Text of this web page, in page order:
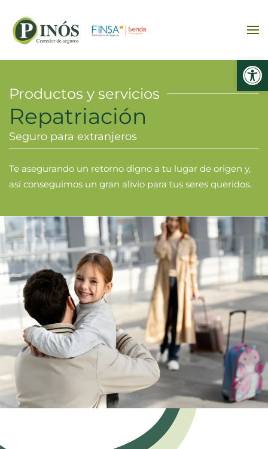
Ir al contenido principal
Productos y servicios
Repatriación
Seguro para extranjeros
Te asegurando un retorno digno a tu lugar de origen y,
así conseguimos un gran alivio para tus seres queridos.